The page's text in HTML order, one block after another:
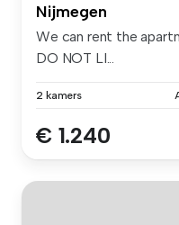
Nijmegen
We can rent the
DO NOT LI...
2 kamers
€ 1.240